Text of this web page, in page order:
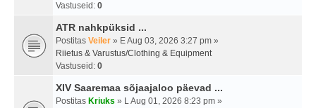
Vastuseid: 0
ATR nahkpüksid ...
Postitas Veiler » E Aug 03, 2026 3:27 pm »
Riietus & Varustus/Clothing & Equipment
Vastuseid: 0
XIV Saaremaa sõjaajaloo päevad ...
Postitas Kriuks » L Aug 01, 2026 8:23 pm »